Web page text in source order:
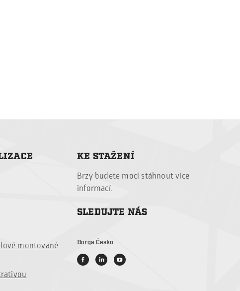
montované
KE STAŽENÍ
Brzy budete moci stáhnoutvíce
informací.
SLEDUJTE NÁS
Borga Česko